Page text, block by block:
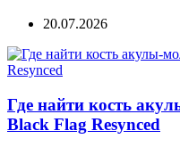
20.07.2026
Где найти кость
Black Flag Resynced